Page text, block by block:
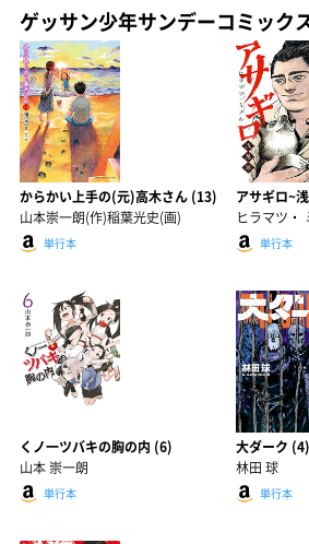
ゲッサン少年サンデーコミック
からかい上手の(元)高木さん (13)
山本崇一朗(作)稲葉光史(画)
単行本
アサギロ~
ヒラマツ・
単行本
くノ一ツバキの胸の内 (6)
山本 崇一朗
単行本
大ダーク (4)
林田 球
単行本